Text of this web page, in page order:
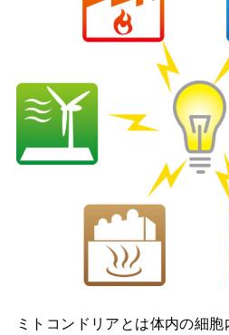
ミトコンドリアとは体内の細